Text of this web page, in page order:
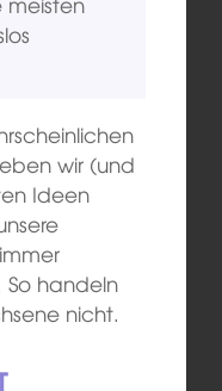
wir (und
Ideen
So handeln
nicht.